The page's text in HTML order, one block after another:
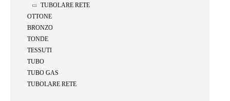
TUBOLARE RETE
OTTONE
BRONZO
TONDE
TESSUTI
TUBO
TUBO GAS
TUBOLARE RETE